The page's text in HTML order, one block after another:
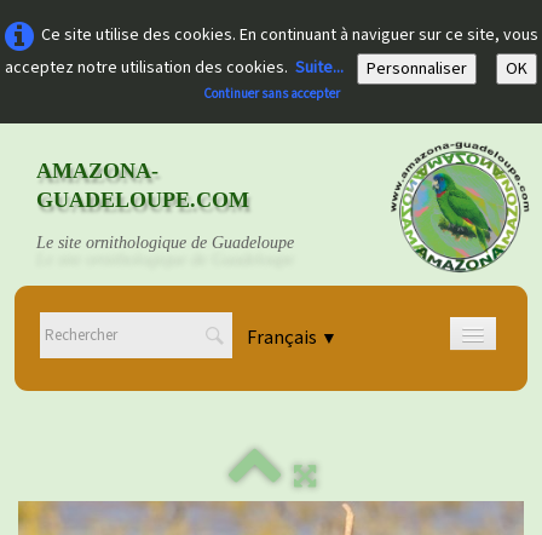
Ce site utilise des cookies. En continuant à naviguer sur ce site, vous
acceptez notre utilisation des cookies. Suite... Personnaliser OK
Continuer sans accepter
AMAZONA-
GUADELOUPE.COM
Le site ornithologique de Guadeloupe
Français ▼
Accueil
Documents▼